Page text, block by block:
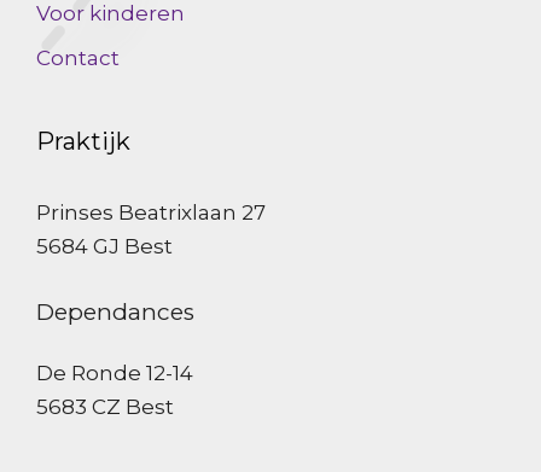
Voor kinderen
Contact
Praktijk
Prinses Beatrixlaan 27
5684 GJ Best
Dependances
De Ronde 12-14
5683 CZ Best